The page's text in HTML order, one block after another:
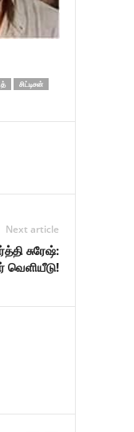
சிட்டிசன்
Next article
சுரேஷ்:
வெளியீடு!